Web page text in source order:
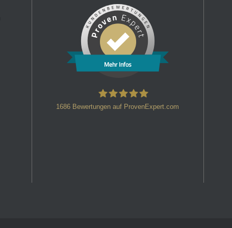
Mehr Infos
1686 Bewertungen auf ProvenExpert.com